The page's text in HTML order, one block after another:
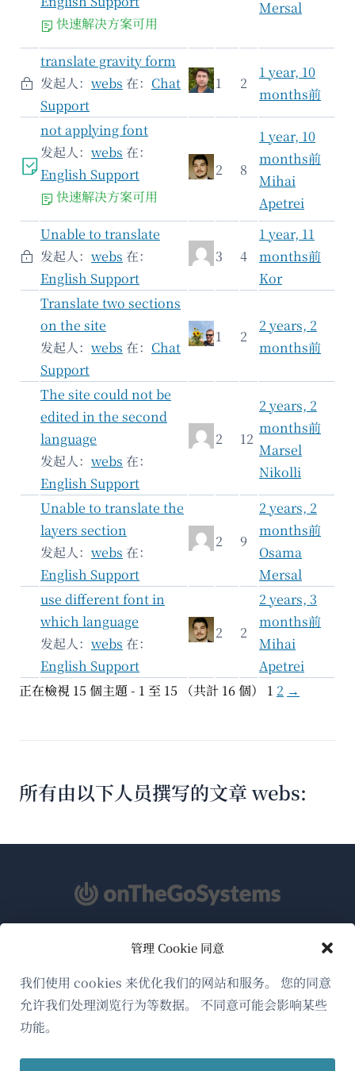
管理 Cookie 同意
我们使用 cookies 来优化我们的网站和服务。 您的同意
允许我们处理浏览行为等数据。 不同意可能会影响某些
功能。
快速解决方案可用
Mersal
translate gravity form
发起人： webs 在： Chat
Support
1 2
1 year, 10
months前
not applying font
发起人： webs 在：
English Support
快速解决方案可用
2 8
1 year, 10
months前
Mihai
Apetrei
Unable to translate
发起人： webs 在：
English Support
3 4
1 year, 11
months前
Kor
Translate two sections
on the site
发起人： webs 在： Chat
Support
1 2
2 years, 2
months前
The site could not be
edited in the second
language
发起人： webs 在：
English Support
2 12
2 years, 2
months前
Marsel
Nikolli
Unable to translate the
layers section
发起人： webs 在：
English Support
2 9
2 years, 2
months前
Osama
Mersal
use different font in
which language
发起人： webs 在：
English Support
2 2
2 years, 3
months前
Mihai
Apetrei
正在檢視 15 個主題 - 1 至 15 （共計 16 個） 1 2 →
所有由以下人员撰写的文章 webs:
关于WPML
GDPR与隐私政策
加入我们的团队（在
新
新
新